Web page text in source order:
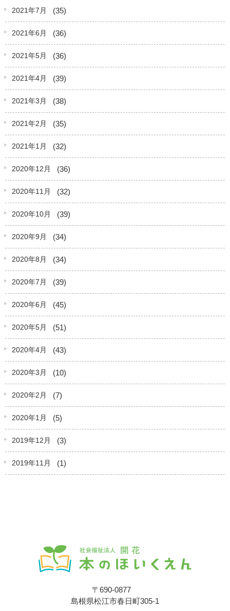
2021年7月 (35)
2021年6月 (36)
2021年5月 (36)
2021年4月 (39)
2021年3月 (38)
2021年2月 (35)
2021年1月 (32)
2020年12月 (36)
2020年11月 (32)
2020年10月 (39)
2020年9月 (34)
2020年8月 (34)
2020年7月 (39)
2020年6月 (45)
2020年5月 (51)
2020年4月 (43)
2020年3月 (10)
2020年2月 (7)
2020年1月 (5)
2019年12月 (3)
2019年11月 (1)
〒690-0877
島根県松江市春日町305-1